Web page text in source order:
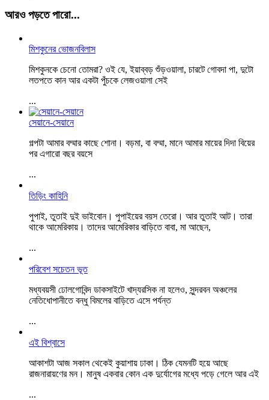
আরও পড়তে পারো...
মিশকুনের ভোজনবিলাস
মিশকুনকে চেনো তোমরা? ওই যে, ইয়াব্বড় শুঁড়ওয়ালা, চারটে গোবদা পা, দুটো
লতপতে কান আর একটা পুঁচকে লেজওয়ালা সেই
...
সেয়ানে-সেয়ানে
গল্পটা আমার বম্মার কাছে শোনা। বড়মা, বা বম্মা, মানে আমার মায়ের দিদা বিয়ের
পর এগারো বছর বয়সে
...
তিড়িং কাহিনি
পুপাই, তুতাই দুই ভাইবোন। ‌পুপাইয়ের বয়স তেরো। আর তুতাই আট। তারা
থাকে আমেরিকায়। তাদের আমেরিকার বাড়িতে বাবা, মা আছেন,
...
পরিবেশ সচেতন ভূত
মধ্যবয়সী ঢোলগোবিন্দ ডাকসাইটে খাদ্যরসিক না হলেও, সুন্দরবন অঞ্চলের
নেতিধোপানীতে বন্ধু বিমলের বাড়িতে এসে পর্যন্ত
...
এই বিশ্বাসে
আকাশটা আজ সকাল থেকেই কুয়াশায় ঢাকা। ঠিক যেমনটি হয়ে আছে
রাজনারায়ণের মন। মানুষ একবার কোন এক দুর্যোগের মধ্যে পড়ে গেলে আর এই
...